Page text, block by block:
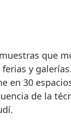
y
en 30
de la